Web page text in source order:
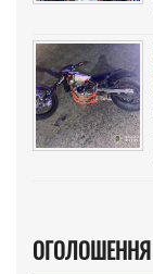
ОГОЛОШЕННЯ